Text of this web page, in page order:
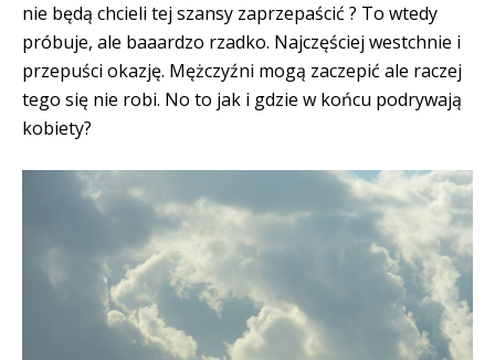
nie będą chcieli tej szansy zaprzepaścić ? To wtedy
próbuje, ale baaardzo rzadko. Najczęściej westchnie i
przepuści okazję. Mężczyźni mogą zaczepić ale raczej
tego się nie robi. No to jak i gdzie w końcu podrywają
kobiety?